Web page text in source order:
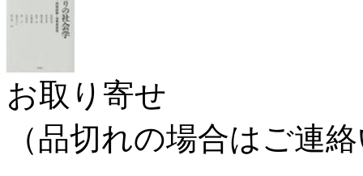
お取り寄せ
（品切れの場合はご連